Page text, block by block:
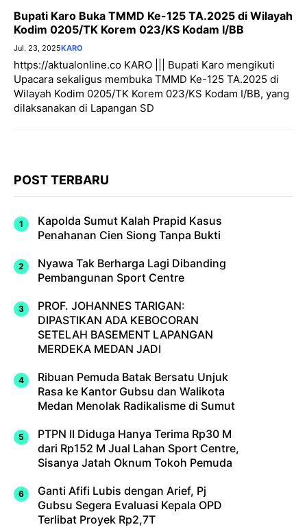
Bupati Karo Buka TMMD Ke-125 TA.2025 di Wilayah
Kodim 0205/TK Korem 023/KS Kodam I/BB
Jul. 23, 2025KARO
https://aktualonline.co KARO ||| Bupati Karo mengikuti
Upacara sekaligus membuka TMMD Ke-125 TA.2025 di
Wilayah Kodim 0205/TK Korem 023/KS Kodam I/BB, yang
dilaksanakan di Lapangan SD
POST TERBARU
Kapolda Sumut Kalah Prapid Kasus
Penahanan Cien Siong Tanpa Bukti
Nyawa Tak Berharga Lagi Dibanding
Pembangunan Sport Centre
PROF. JOHANNES TARIGAN:
DIPASTIKAN ADA KEBOCORAN
SETELAH BASEMENT LAPANGAN
MERDEKA MEDAN JADI
Ribuan Pemuda Batak Bersatu Unjuk
Rasa ke Kantor Gubsu dan Walikota
Medan Menolak Radikalisme di Sumut
PTPN II Diduga Hanya Terima Rp30 M
dari Rp152 M Jual Lahan Sport Centre,
Sisanya Jatah Oknum Tokoh Pemuda
Ganti Afifi Lubis dengan Arief, Pj
Gubsu Segera Evaluasi Kepala OPD
Terlibat Proyek Rp2,7T